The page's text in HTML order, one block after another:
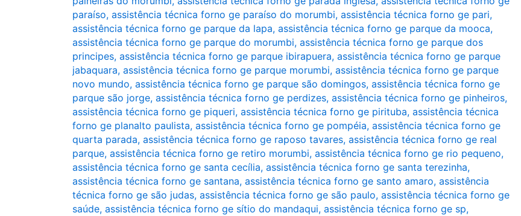
paraíso, assistência técnica forno ge paraíso do morumbi, assistência técnica forno ge pari,
assistência técnica forno ge parque da lapa, assistência técnica forno ge parque da mooca,
assistência técnica forno ge parque do morumbi, assistência técnica forno ge parque dos
principes, assistência técnica forno ge parque ibirapuera, assistência técnica forno ge parque
jabaquara, assistência técnica forno ge parque morumbi, assistência técnica forno ge parque
novo mundo, assistência técnica forno ge parque são domingos, assistência técnica forno ge
parque são jorge, assistência técnica forno ge perdizes, assistência técnica forno ge pinheiros,
assistência técnica forno ge piqueri, assistência técnica forno ge pirituba, assistência técnica
forno ge planalto paulista, assistência técnica forno ge pompéia, assistência técnica forno ge
quarta parada, assistência técnica forno ge raposo tavares, assistência técnica forno ge real
parque, assistência técnica forno ge retiro morumbi, assistência técnica forno ge rio pequeno,
assistência técnica forno ge santa cecília, assistência técnica forno ge santa terezinha,
assistência técnica forno ge santana, assistência técnica forno ge santo amaro, assistência
técnica forno ge são judas, assistência técnica forno ge são paulo, assistência técnica forno ge
saúde, assistência técnica forno ge sítio do mandaqui, assistência técnica forno ge sp,